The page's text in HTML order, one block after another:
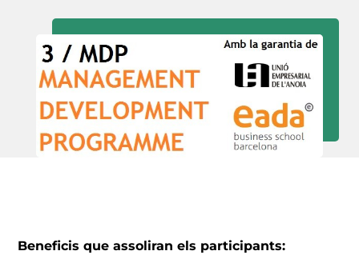
Beneficis que assoliran els participants: